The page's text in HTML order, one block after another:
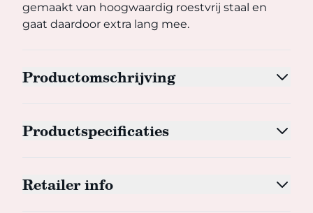
gemaakt van hoogwaardig roestvrij staal en
gaat daardoor extra lang mee.
Productomschrijving
Productspecificaties
Retailer info